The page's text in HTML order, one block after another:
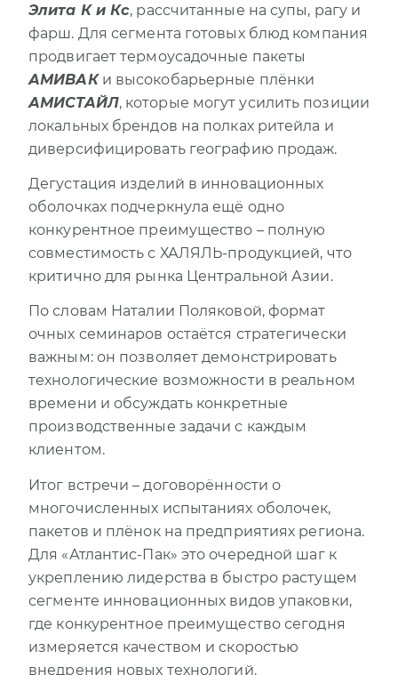
Элита К и Кс, рассчитанные на супы, рагу и
фарш. Для сегмента готовых блюд компания
продвигает термоусадочные пакеты
АМИВАКи высокобарьерные плёнки
АМИСТАЙЛ, которые могут усилить позиции
локальных брендов на полках ритейла и
диверсифицировать географию продаж.
Дегустация изделий в инновационных
оболочках подчеркнула ещё одно
конкурентное преимущество – полную
совместимость с ХАЛЯЛЬ-продукцией, что
критично для рынка Центральной Азии.
По словам Наталии Поляковой, формат
очных семинаров остаётся стратегически
важным: он позволяет демонстрировать
технологические возможности в реальном
времени и обсуждать конкретные
производственные задачи с каждым
клиентом.
Итог встречи – договорённости о
многочисленных испытаниях оболочек,
пакетов и плёнок на предприятиях региона.
Для «Атлантис-Пак» это очередной шаг к
укреплению лидерства в быстро растущем
сегменте инновационных видов упаковки,
где конкурентное преимущество сегодня
измеряется качеством и скоростью
внедрения новых технологий.